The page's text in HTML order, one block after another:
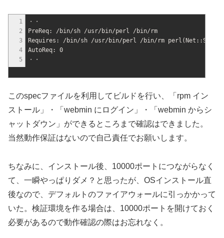
1
2
3
4
5
・・
PreReq: /bin/sh /usr/bin/perl /bin/rm
Requires: /bin/sh /usr/bin/perl /bin/rm
AutoReq: 0
・・
このspecファイルを利用してビルドを行い、「rpm イン
ストール」・「webmin にログイン」・「webmin からシ
ャットダウン」ができるところまで確認はできました。
当然動作保証はないので自己責任でお願いします。
ちなみに、インストール後、10000ポートにつながらなく
て、一瞬やっぱりダメ？と思ったが、OSインストール直
後なので、デフォルトのファイアウォールに引っかかって
いた。検証環境を作る場合は、10000ポートを開けておく
必要があるので動作確認の際はお忘れなく。